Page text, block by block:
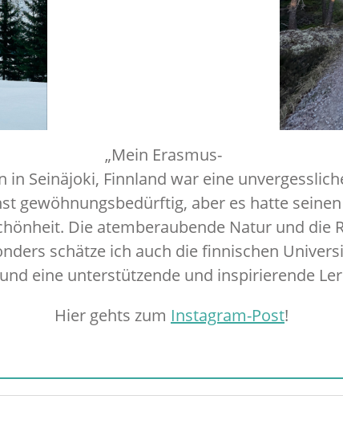
„Mein Erasmus-
in Seinäjoki, Finnland war eine
gewöhnungsbedürftig, aber es hatte
Die atemberaubende Natur und die
schätze ich auch die finnischen
eine unterstützende und inspirierende
Hier gehts zum Instagram-Post!